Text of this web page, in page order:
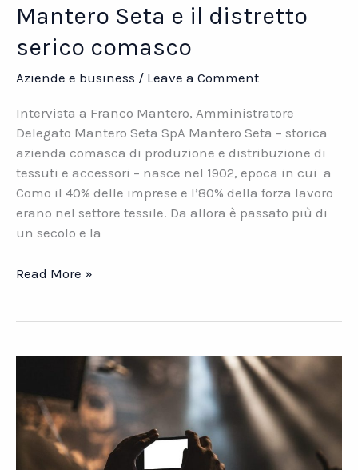
Mantero Seta e il distretto
serico comasco
Aziende e business / Leave a Comment
Intervista a Franco Mantero, Amministratore
Delegato Mantero Seta SpA Mantero Seta – storica
azienda comasca di produzione e distribuzione di
tessuti e accessori – nasce nel 1902, epoca in cui a
Como il 40% delle imprese e l’80% della forza lavoro
erano nel settore tessile. Da allora è passato più di
un secolo e la
Mantero
comasco
Read More »